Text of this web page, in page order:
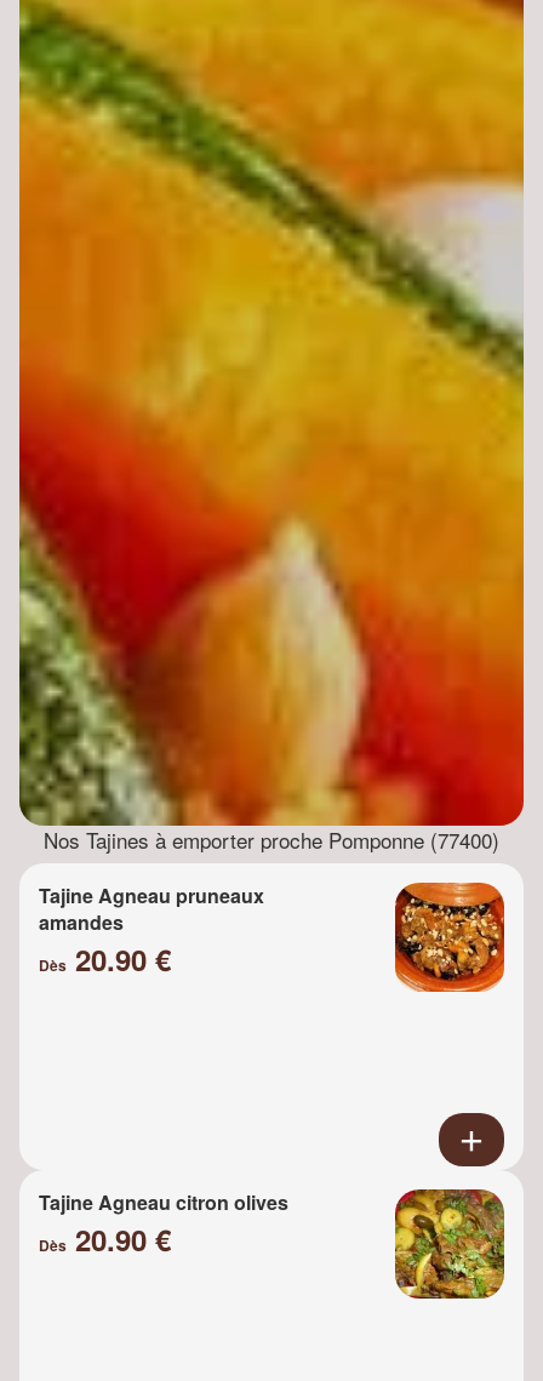
Nos Tajines à emporter proche Pomponne (77400)
Tajine Agneau pruneaux
amandes
Dès 20.90 €
Tajine Agneau citron olives
Dès 20.90 €